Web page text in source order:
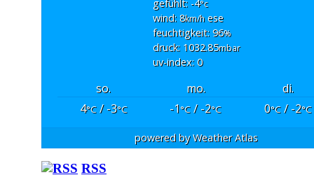
gefühlt: -4°c
wind: 8km/hese
feuchtigkeit: 96%
druck: 1032.85mbar
uv-index: 0
so. mo.
di.
4°C/ -3°C -1°C / -2°C 0°C / -2°C
powered byWeather Atlas
RSS